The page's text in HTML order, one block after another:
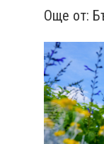
Още от: